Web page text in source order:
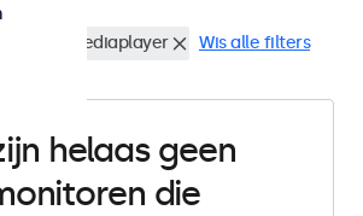
USB mediaplayer Wis alle filters
helaas geen
die